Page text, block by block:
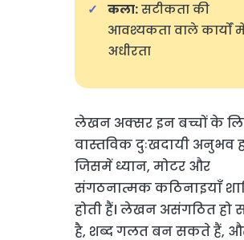
कला:सटीकता की
आवश्यकता वाले कार्यों
अधीरता
लेखन अक्सर इन बच्चों के
वास्तविक दुःखदायी अनुभव
जिसमें ध्यान, मोटर और
संगठनात्मक कठिनाइयाँ
होती हैं। लेखन असंगठित हो
है, शब्द गलत बन सकते हैं,